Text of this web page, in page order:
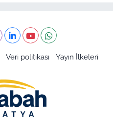
Veri politikası Yayın İlkeleri